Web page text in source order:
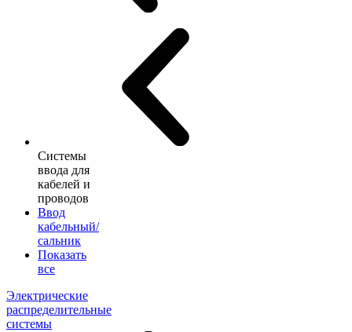
Системы
ввода для
кабелей и
проводов
Ввод
кабельный/
сальник
Показать
все
Электрические
распределительные
системы